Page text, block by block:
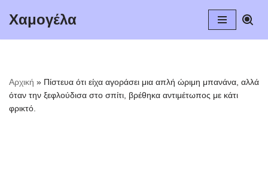
Χαμογέλα
Αρχική » Πίστευα ότι είχα αγοράσει μια απλή ώριμη μπανάνα, αλλά
όταν την ξεφλούδισα στο σπίτι, βρέθηκα αντιμέτωπος με κάτι
φρικτό.